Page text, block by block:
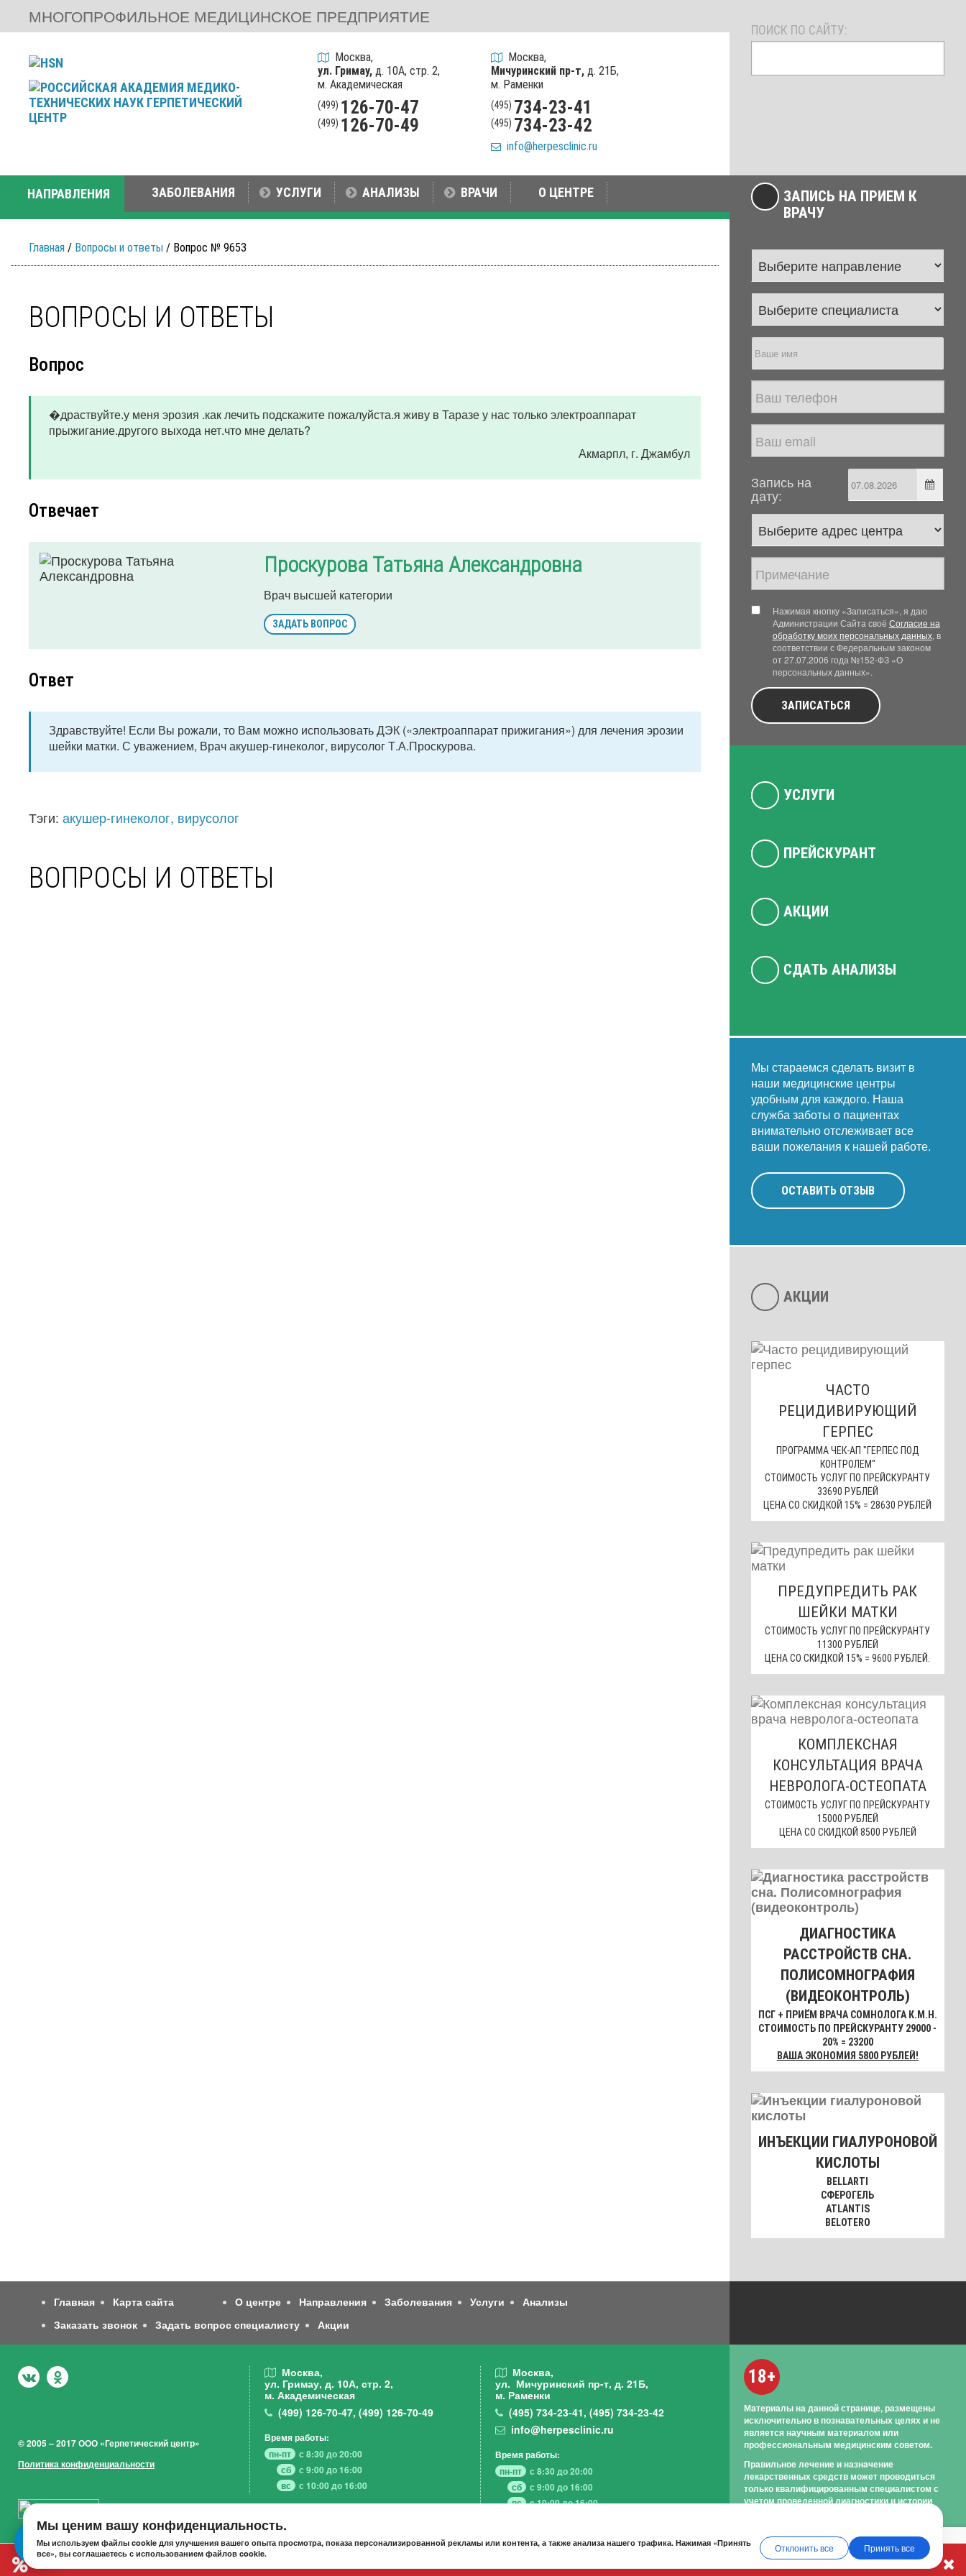
МНОГОПРОФИЛЬНОЕ МЕДИЦИНСКОЕ ПРЕДПРИЯТИЕ
Москва,
ул. Гримау,д. 10А, стр. 2,
м. Академическая
(499) 126-70-47
(499) 126-70-49
Москва,
Мичуринский пр-т, д. 21Б,
м. Раменки
(495) 734-23-41
(495) 734-23-42
info@herpesclinic.ru
ПОИСК ПО САЙТУ:
НАПРАВЛЕНИЯ ЗАБОЛЕВАНИЯ УСЛУГИ АНАЛИЗЫ ВРАЧИ О ЦЕНТРЕ
Главная / Вопросы и ответы / Вопрос № 9653
ВОПРОСЫ И ОТВЕТЫ
Вопрос
�драствуйте.у меня эрозия .как лечить подскажите пожалуйста.я живу в Таразе у нас только электроаппарат
прыжигание.другого выхода нет.что мне делать?
Акмарпл, г. Джамбул
Отвечает
Проскурова Татьяна Александровна
Врач высшей категории
ЗАДАТЬ ВОПРОС
Ответ
Здравствуйте! Если Вы рожали, то Вам можно использовать ДЭК («электроаппарат прижигания») для лечения эрозии
шейки матки. С уважением, Врач акушер-гинеколог, вирусолог Т.А.Проскурова.
Тэги: акушер-гинеколог, вирусолог
ВОПРОСЫ И ОТВЕТЫ
ЗАПИСЬ НА ПРИЕМ К
ВРАЧУ
Запись на
дату:
Нажимая кнопку «Записаться», я даю
Администрации Сайта своё Согласие на
обработку моих персональных данных, в
соответствии с Федеральным законом
от 27.07.2006 года №152-ФЗ «О
персональных данных».
ЗАПИСАТЬСЯ
УСЛУГИ
ПРЕЙСКУРАНТ
АКЦИИ
СДАТЬ АНАЛИЗЫ
Мы стараемся сделать визит в
наши медицинские центры
удобным для каждого. Наша
служба заботы о пациентах
внимательно отслеживает все
ваши пожелания к нашей работе.
ОСТАВИТЬ ОТЗЫВ
АКЦИИ
ЧАСТО
РЕЦИДИВИРУЮЩИЙ
ГЕРПЕС
ПРОГРАММА ЧЕК-АП "ГЕРПЕС ПОД
КОНТРОЛЕМ"
СТОИМОСТЬ УСЛУГ ПО ПРЕЙСКУРАНТУ
33690 РУБЛЕЙ
ЦЕНА СО СКИДКОЙ 15% = 28630 РУБЛЕЙ
ПРЕДУПРЕДИТЬ РАК
ШЕЙКИ МАТКИ
СТОИМОСТЬ УСЛУГ ПО ПРЕЙСКУРАНТУ
11300 РУБЛЕЙ
ЦЕНА СО СКИДКОЙ 15% = 9600 РУБЛЕЙ.
КОМПЛЕКСНАЯ
КОНСУЛЬТАЦИЯ ВРАЧА
НЕВРОЛОГА-ОСТЕОПАТА
СТОИМОСТЬ УСЛУГ ПО ПРЕЙСКУРАНТУ
15000 РУБЛЕЙ
ЦЕНА СО СКИДКОЙ 8500 РУБЛЕЙ
ДИАГНОСТИКА
РАССТРОЙСТВ СНА.
ПОЛИСОМНОГРАФИЯ
(ВИДЕОКОНТРОЛЬ)
ПСГ + ПРИЁМ ВРАЧА СОМНОЛОГА К.М.Н.
СТОИМОСТЬ ПО ПРЕЙСКУРАНТУ 29000 -
20% = 23200
ВАША ЭКОНОМИЯ 5800 РУБЛЕЙ!
ИНЪЕКЦИИ ГИАЛУРОНОВОЙ
КИСЛОТЫ
BELLARTI
СФЕРОГЕЛЬ
ATLANTIS
BELOTERO
Главная Карта сайта О центре Направления Заболевания Услуги
Анализы
Заказать звонок
Задать вопрос специалисту Акции
© 2005 – 2017 ООО «Герпетический центр»
Политика конфиденциальности
Москва,
ул. Гримау, д. 10А, стр. 2,
м. Академическая
(499) 126-70-47, (499) 126-70-49
Время работы:
пн-пт
с 8:30 до 20:00
сб
с 9:00 до 16:00
вс
с 10:00 до 16:00
Москва,
ул. Мичуринский пр-т, д. 21Б,
м. Раменки
(495)734-23-41,(495)734-23-42
info@herpesclinic.ru
Время работы:
пн-пт
с 8:30 до 20:00
сб
с 9:00 до 16:00
вс
с 10:00 до 16:00
18+
Материалы на данной странице, размещены
исключительно в познавательных целях и не
является научным материалом или
профессиональным медицинским советом.
Правильное лечение и назначение
лекарственных средств может проводиться
только квалифицированным специалистом с
учетом проведенной диагностики и истории
Мы ценим вашу конфиденциальность.
Мы используем файлы cookie для улучшения вашего опыта просмотра, показа персонализированной рекламы или контента, а также анализа нашего трафика. Нажимая «Принять
все», вы соглашаетесь с использованием файлов cookie.
Отклонить все Принять все